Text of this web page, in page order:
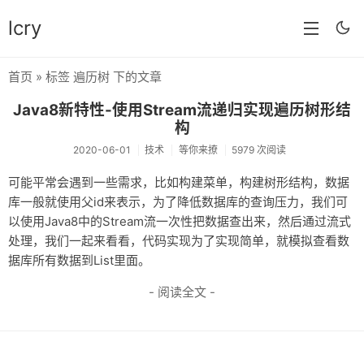
lcry
分类
分享
技术
教程
AI
首页 » 标签 遍历树 下的文章
Java8新特性-使用Stream流递归实现遍历树形结
构
2020-06-01 技术 等你来撩 5979 次阅读
可能平常会遇到一些需求，比如构建菜单，构建树形结构，数据
库一般就使用父id来表示，为了降低数据库的查询压力，我们可
以使用Java8中的Stream流一次性把数据查出来，然后通过流式
处理，我们一起来看看，代码实现为了实现简单，就模拟查看数
据库所有数据到List里面。
- 阅读全文 -